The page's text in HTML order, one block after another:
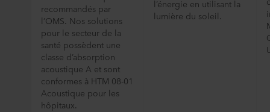
recommandés par
l’OMS. Nos solutions
pour le secteur de la
santé possèdent une
classe d’absorption
acoustique A et sont
conformes à HTM 08-01
Acoustique pour les
hôpitaux.
l’énergie en utilisant la
lumière du soleil.